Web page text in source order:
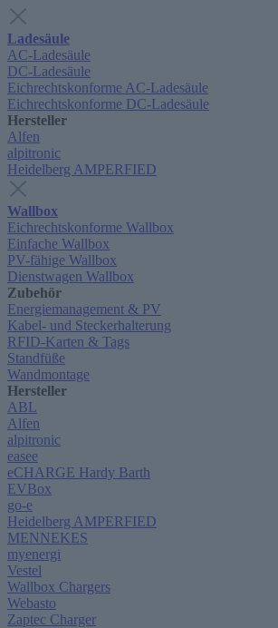
Ladesäule
AC-Ladesäule
DC-Ladesäule
Eichrechtskonforme AC-Ladesäule
Eichrechtskonforme DC-Ladesäule
Hersteller
Alfen
alpitronic
Heidelberg AMPERFIED
Wallbox
Eichrechtskonforme Wallbox
Einfache Wallbox
PV-fähige Wallbox
Dienstwagen Wallbox
Zubehör
Energiemanagement & PV
Kabel- und Steckerhalterung
RFID-Karten & Tags
Standfüße
Wandmontage
Hersteller
ABL
Alfen
alpitronic
easee
eCHARGE Hardy Barth
EVBox
go-e
Heidelberg AMPERFIED
MENNEKES
myenergi
Vestel
Wallbox Chargers
Webasto
Zaptec Charger